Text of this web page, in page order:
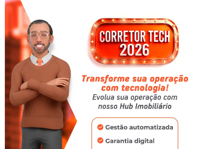
25/09/2024
CONTINUAR LENDO »